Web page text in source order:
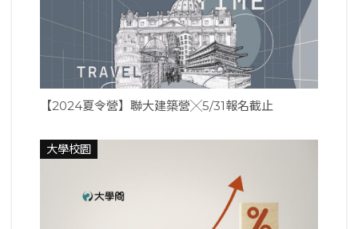
【2024夏令營】聯大建築營╳5/31報名截止
大學校園